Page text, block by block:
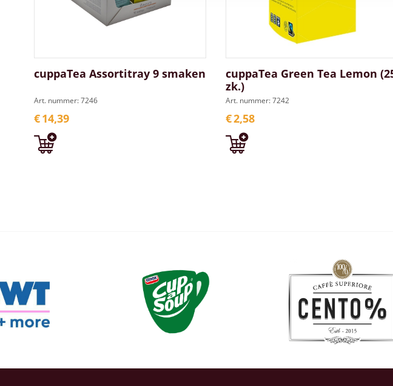
cuppaTea Assortitray 9 smaken
Art. nummer: 7246
€14,39
cuppaTea Green Tea Lemon
zk.)
Art. nummer: 7242
€2,58